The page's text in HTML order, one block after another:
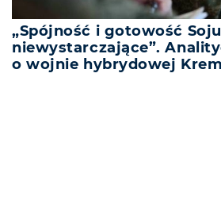
„Spójność i gotowość
niewystarczające”.
o wojnie hybrydowej